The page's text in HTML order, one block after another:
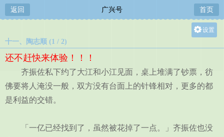
返回 广兴号 首页
设置
中
小
十一、陶志顺 (1 / 2)
还不赶快来体验！！！
齐振佐私下约了大江和小江见面，桌上堆满了钞票，彷
佛要将人淹没一般，双方没有台面上的针锋相对，更多的都
是利益的交错。
「一亿已经找到了，虽然被花掉了一点。」齐振佐也没